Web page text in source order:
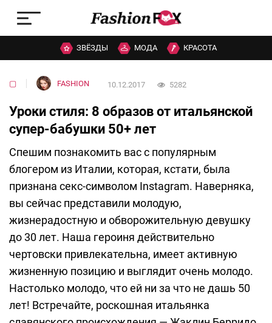
ЗВЁЗДЫ МОДА КРАСОТА
▢ FASHION 10.12.2017 5282
Уроки стиля: 8 образов от итальянской
супер-бабушки 50+ лет
Спешим познакомить вас с популярным
блогером из Италии, которая, кстати, была
признана сeкс-символом Instagram. Наверняка,
вы сейчас представили молодую,
жизнерадостную и обворожительную девушку
до 30 лет. Наша героиня действительно
чертовски привлекательна, имеет активную
жизненную позицию и выглядит очень молодо.
Настолько молодо, что ей ни за что не дашь 50
лет! Встречайте, роскошная итальянка